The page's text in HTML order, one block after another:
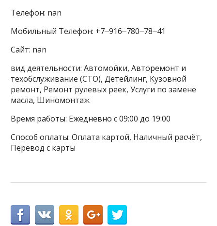
Телефон: nan
Мобильный Телефон: +7‒916‒780‒78‒41
Сайт: nan
вид деятельности: Автомойки, Авторемонт и
техобслуживание (СТО), Детейлинг, Кузовной
ремонт, Ремонт рулевых реек, Услуги по замене
масла, Шиномонтаж
Время работы: Ежедневно с 09:00 до 19:00
Способ оплаты: Оплата картой, Наличный расчёт,
Перевод с карты